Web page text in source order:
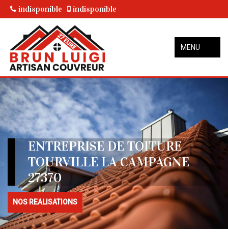
indisponible indisponible
MENU
ENTREPRISE DE TOITURE
TOURVILLE LA CAMPAGNE
27370
NOS REALISATIONS